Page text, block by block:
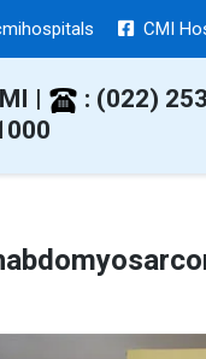
CMI
|
: (022) 253